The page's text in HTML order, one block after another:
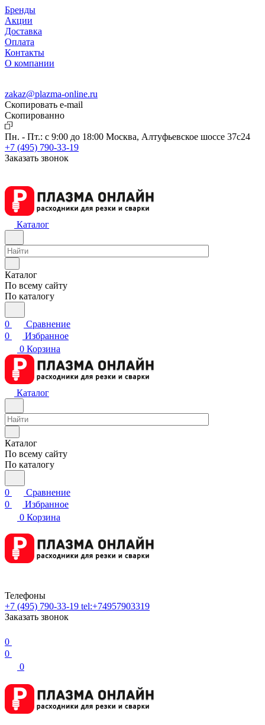
Бренды
Акции
Доставка
Оплата
Контакты
О компании
zakaz@plazma-online.ru
Скопировать e-mail
Cкопированно
Пн. - Пт.: с 9:00 до 18:00 Москва, Алтуфьевское шоссе 37с24
+7 (495) 790-33-19
Заказать звонок
Каталог
Каталог
По всему сайту
По каталогу
0
Сравнение
0
Избранное
0 Корзина
Каталог
Каталог
По всему сайту
По каталогу
0
Сравнение
0
Избранное
0 Корзина
Телефоны
+7 (495) 790-33-19 tel:+74957903319
Заказать звонок
0
0
0